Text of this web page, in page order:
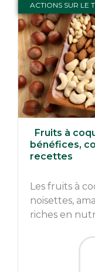
ACTIONS SUR LE
Fruits à
bénéfices,
recettes
Les fruits à
noisettes,
riches en